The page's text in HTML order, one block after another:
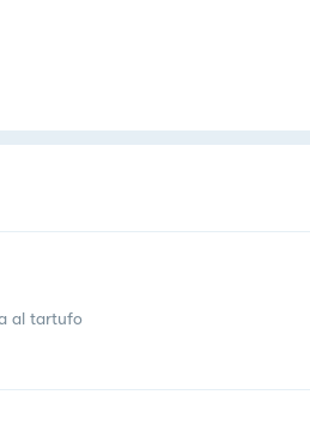
al tartufo